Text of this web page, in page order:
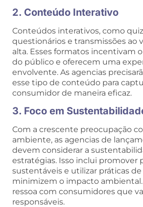
2. Conteúdo Interativo
Conteúdos interativos, como
questionários e transmissões ao
alta. Esses formatos incentivam
do público e oferecem uma
envolvente. As agencias
esse tipo de conteúdo para
consumidor de maneira eficaz.
3. Foco em
Com a crescente preocupação
ambiente, as agencias de
devem considerar a
estratégias. Isso inclui promover
sustentáveis e utilizar práticas
minimizem o impacto
ressoa com consumidores que
responsáveis.